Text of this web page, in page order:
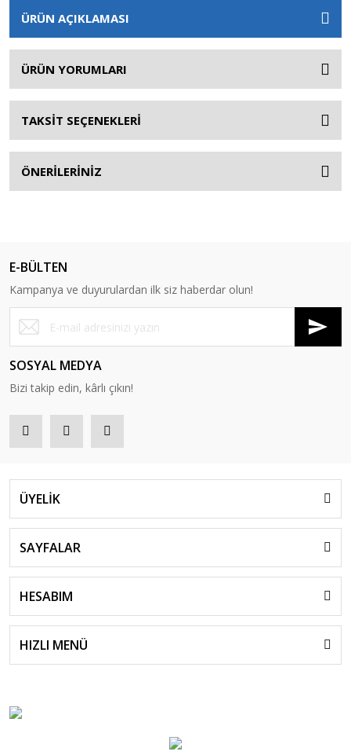
ÜRÜN AÇIKLAMASI
ÜRÜN YORUMLARI
TAKSİT SEÇENEKLERİ
ÖNERİLERİNİZ
E-BÜLTEN
Kampanya ve duyurulardan ilk siz haberdar olun!
SOSYAL MEDYA
Bizi takip edin, kârlı çıkın!
ÜYELİK
SAYFALAR
HESABIM
HIZLI MENÜ